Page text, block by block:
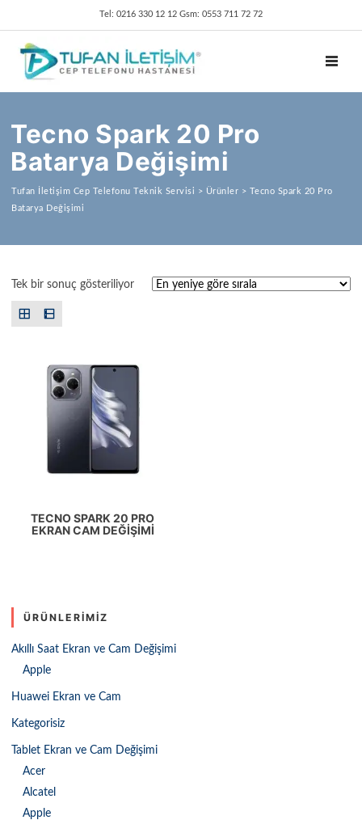
Tel: 0216 330 12 12 Gsm: 0553 711 72 72
Tecno Spark 20 Pro
Batarya Değişimi
Tufan İletişim Cep Telefonu Teknik Servisi > Ürünler > Tecno Spark 20 Pro
Batarya Değişimi
Tek bir sonuç gösteriliyor
TECNO SPARK 20 PRO
EKRAN CAM DEĞIŞIMI
ÜRÜNLERIMIZ
Akıllı Saat Ekran ve Cam Değişimi
Apple
Huawei Ekran ve Cam
Kategorisiz
Tablet Ekran ve Cam Değişimi
Acer
Alcatel
Apple